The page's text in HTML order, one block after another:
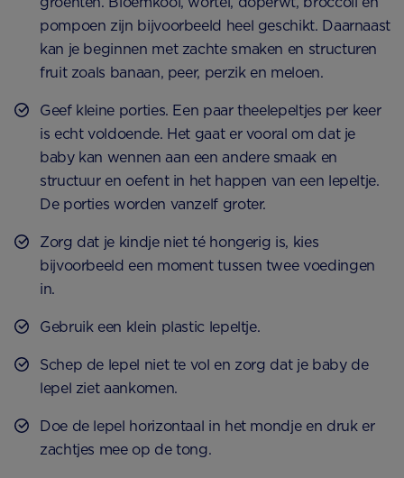
pompoen zijn bijvoorbeeld heel geschikt. Daarnaast
kan je beginnen met zachte smaken en structuren
fruit zoals banaan, peer, perzik en meloen.
Geef kleine porties. Een paar theelepeltjes per keer
is echt voldoende. Het gaat er vooral om dat je
baby kan wennen aan een andere smaak en
structuur en oefent in het happen van een lepeltje.
De porties worden vanzelf groter.
Zorg dat je kindje niet té hongerig is, kies
bijvoorbeeld een moment tussen twee voedingen
in.
Gebruik een klein plastic lepeltje.
Schep de lepel niet te vol en zorg dat je baby de
lepel ziet aankomen.
Doe de lepel horizontaal in het mondje en druk er
zachtjes mee op de tong.